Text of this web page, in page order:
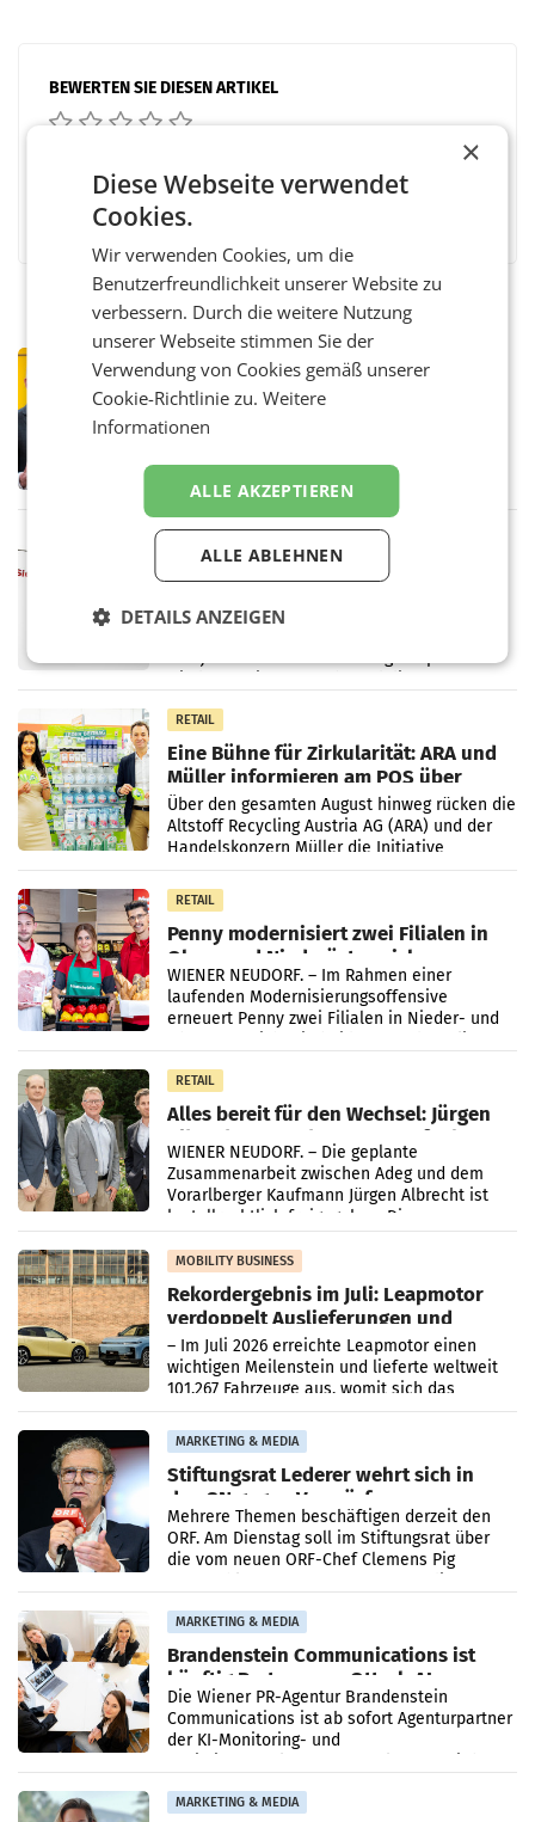
BEWERTEN SIE DIESEN ARTIKEL
FacebookTwitter
Österreichische Post: Umsatzplus im
Briefgeschäft
ersten Halbjahr 2026 einen Konzernumsatz
von 1.544,0 Mio. EUR erwirtschaftet, was
einem Plus von 3,8 Prozent gegenüber dem
Vergleichszeitraum
ProSiebenSat.1 spart und macht
UNTERFÖHRING/MAILAND/AMSTERDAM. Der
RETAIL
Eine Bühne für Zirkularität: ARA und
Müller informieren am POS über
Kreislauffähigkeit
Über den gesamten August hinweg rücken die
Altstoff Recycling Austria AG (ARA) und der
Handelskonzern Müller die Initiative
„Kreislauf-Helden“ in allen österreichischen
Müller-Filialen
RETAIL
Penny modernisiert zwei Filialen in
Ober- und Niederösterreich
WIENER NEUDORF. – Im Rahmen einer
laufenden Modernisierungsoffensive
erneuert Penny zwei Filialen in Nieder- und
RETAIL
Alles bereit für den Wechsel: Jürgen
Albrecht setzt ab 1.1.2027 auf Adeg
WIENER NEUDORF. – Die geplante
Zusammenarbeit zwischen Adeg und dem
Vorarlberger Kaufmann Jürgen Albrecht ist
kartellrechtlich freigegeben: Die
Bundeswettbewerbsbehörde und der
Bundeskartellanwalt
MOBILITY BUSINESS
Rekordergebnis im Juli: Leapmotor
verdoppelt Auslieferungen und
überschreitet die 100.000er-Marke
– Im Juli 2026 erreichte Leapmotor einen
wichtigen Meilenstein und lieferte weltweit
101.267 Fahrzeuge aus, womit sich das
Ergebnis gegenüber Juli 2025 mehr als
verdoppelte (+102
MARKETING & MEDIA
Stiftungsrat Lederer wehrt sich in
den SN gegen Vorwürfe
Mehrere Themen beschäftigen derzeit den
ORF. Am Dienstag soll im Stiftungsrat über
die vom neuen ORF-Chef Clemens Pig
MARKETING & MEDIA
Brandenstein Communications ist
künftig Partner von OtterlyAI
Die Wiener PR-Agentur Brandenstein
Communications ist ab sofort Agenturpartner
der KI-Monitoring- und
MARKETING & MEDIA
×
Diese Webseite verwendet
Cookies.
Wir verwenden Cookies, um die
Benutzerfreundlichkeit unserer Website zu
verbessern. Durch die weitere Nutzung
unserer Webseite stimmen Sie der
Verwendung von Cookies gemäß unserer
Cookie-Richtlinie zu.Weitere
Informationen
ALLE AKZEPTIEREN
ALLE ABLEHNEN
DETAILS ANZEIGEN